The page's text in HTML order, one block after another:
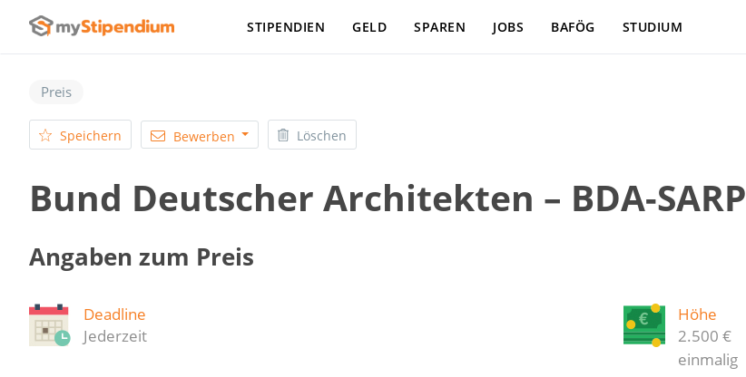
STIPENDIEN GELD SPAREN JOBS BAFÖG STUDIUM
Preis
Speichern Bewerben Löschen
Bund Deutscher Architekten – BDA-
Angaben zum Preis
Deadline
Jederzeit
Höhe
2.500 €
einmalig